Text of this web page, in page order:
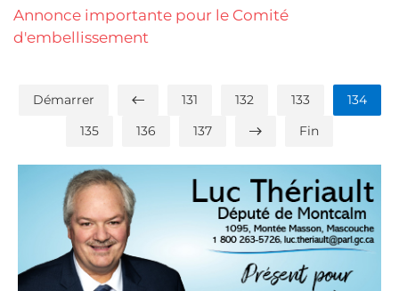
Annonce importante pour le Comité
d'embellissement
Démarrer 131 132 133
134
135
136 137 Fin